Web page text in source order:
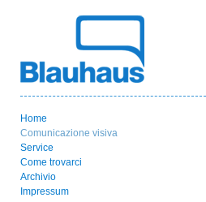
Home
Comunicazione visiva
Service
Come trovarci
Archivio
Impressum